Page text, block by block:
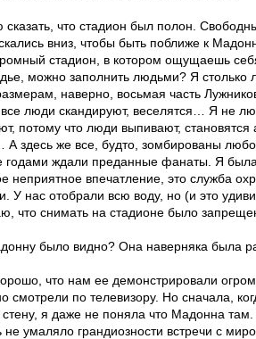
сказать, что стадион был полон.
вниз, чтобы быть поближе к
стадион, в котором ощущаешь
можно заполнить людьми? Я столько
наверно, восьмая часть
все люди скандируют, веселятся… Я не
потому что люди выпивают, становятся
А здесь же все, будто, зомбированы
годами ждали преданные фанаты. Я
неприятное впечатление, это служба
У нас отобрали всю воду, но (и это
что снимать на стадионе было
было видно? Она наверняка была
что нам ее демонстрировали
смотрели по телевизору. Но сначала,
я даже не поняла что Мадонна
не умаляло грандиозности встречи с